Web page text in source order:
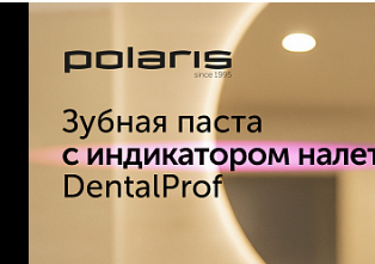
рта или проходит обучение гигиене
Паста помогает выявить места, которые
остаются недочищенными, и научиться не
во время чистки.
Состав: Сорбитол, глицерин, ксилит,
гидратированный диоксид кремния,
полиэтиленгликоль, хлоргексидина глюконат (0,032% -
0,040%).